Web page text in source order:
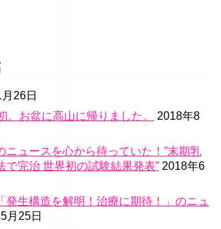
26日
。お盆に高山に帰りました。
2018年8
ニュースを心から待っていた！”末期乳
で完治 世界初の試験結果発表” 2018年6
生構造を解明！治療に期待！」のニュ
月25日